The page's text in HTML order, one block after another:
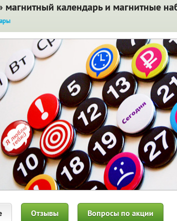
магнитный календарь и магнитные
Отзывы Вопросы по акции